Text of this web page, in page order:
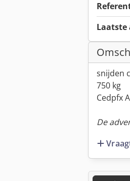
Laatste
snijden
750 kg
Cedpfx
De